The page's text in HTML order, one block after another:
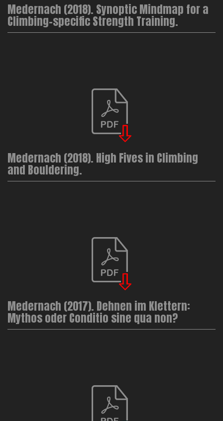
Medernach (2018). Synoptic Mindmap for a
Climbing-specific Strength Training.
Medernach (2018). High Fives in Climbing
and Bouldering.
Medernach (2017). Dehnen im Klettern:
Mythos oder Conditio sine qua non?